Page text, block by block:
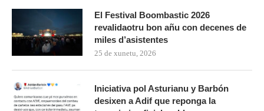
El Festival Boombastic 2026
revalidaotru bon añu con decenes de
miles d’asistentes
25 de xunetu, 2026
Iniciativa pol Asturianu y Barbón
desixen a Adif que reponga la